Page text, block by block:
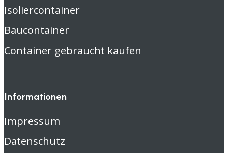
Isoliercontainer
Baucontainer
Container gebraucht kaufen
Informationen
Impressum
Datenschutz